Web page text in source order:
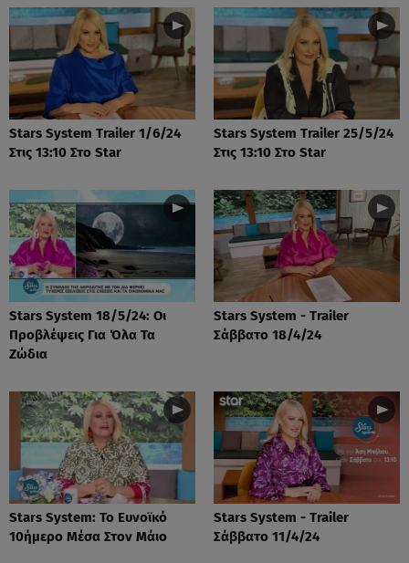
Stars System Trailer 1/6/24
Στις 13:10 Στο Star
Stars System Trailer 25/5/24
Στις 13:10 Στο Star
Stars System 18/5/24: Οι
Προβλέψεις Για Όλα Τα
Ζώδια
Stars System - Trailer
Σάββατο 18/4/24
Stars System: Το Ευνοϊκό
10ήμερο Μέσα Στον Μάιο
Stars System - Trailer
Σάββατο 11/4/24